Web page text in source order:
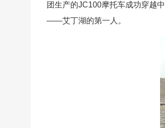
团生产的JC100摩托车成功穿越
——艾丁湖的第一人。